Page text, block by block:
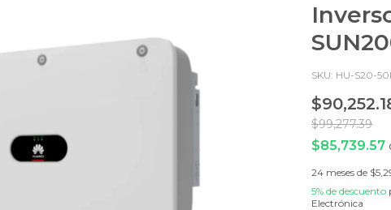
SKU: HU-S20-
$99,277.39
$85,739.57
24 meses de
5% de descuento
Electrónica